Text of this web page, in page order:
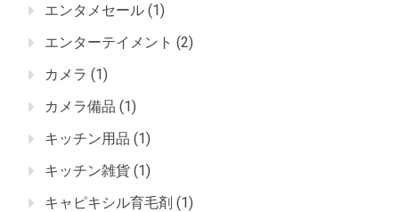
エンタメセール (1)
エンターテイメント (2)
カメラ (1)
カメラ備品 (1)
キッチン用品 (1)
キッチン雑貨 (1)
キャピキシル育毛剤 (1)